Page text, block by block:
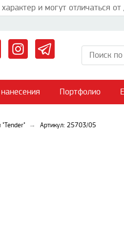
и могут отличаться от
Портфолио
Артикул: 25703/05